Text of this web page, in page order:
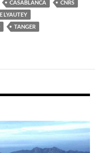
CASABLANCA
CNRS
LYAUTEY
TANGER